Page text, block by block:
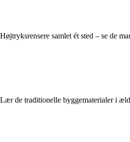
Højtryksrensere samlet ét sted – se de
Lær de traditionelle byggematerialer i